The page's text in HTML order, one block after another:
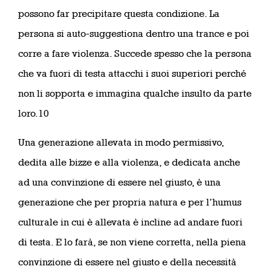
possono far precipitare questa condizione. La
persona si auto-suggestiona dentro una trance e poi
corre a fare violenza. Succede spesso che la persona
che va fuori di testa attacchi i suoi superiori perché
non li sopporta e immagina qualche insulto da parte
loro.10
Una generazione allevata in modo permissivo,
dedita alle bizze e alla violenza, e dedicata anche
ad una convinzione di essere nel giusto, è una
generazione che per propria natura e per l’humus
culturale in cui è allevata è incline ad andare fuori
di testa. E lo farà, se non viene corretta, nella piena
convinzione di essere nel giusto e della necessità